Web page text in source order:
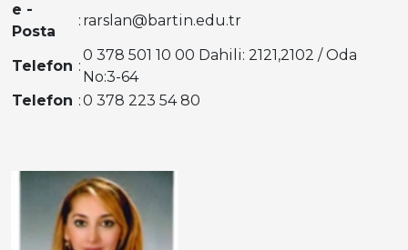
e -
Posta
: rarslan@bartin.edu.tr
Telefon :
0 378 501 10 00 Dahili: 2121,2102 / Oda
No:3-64
Telefon :0 378 223 54 80